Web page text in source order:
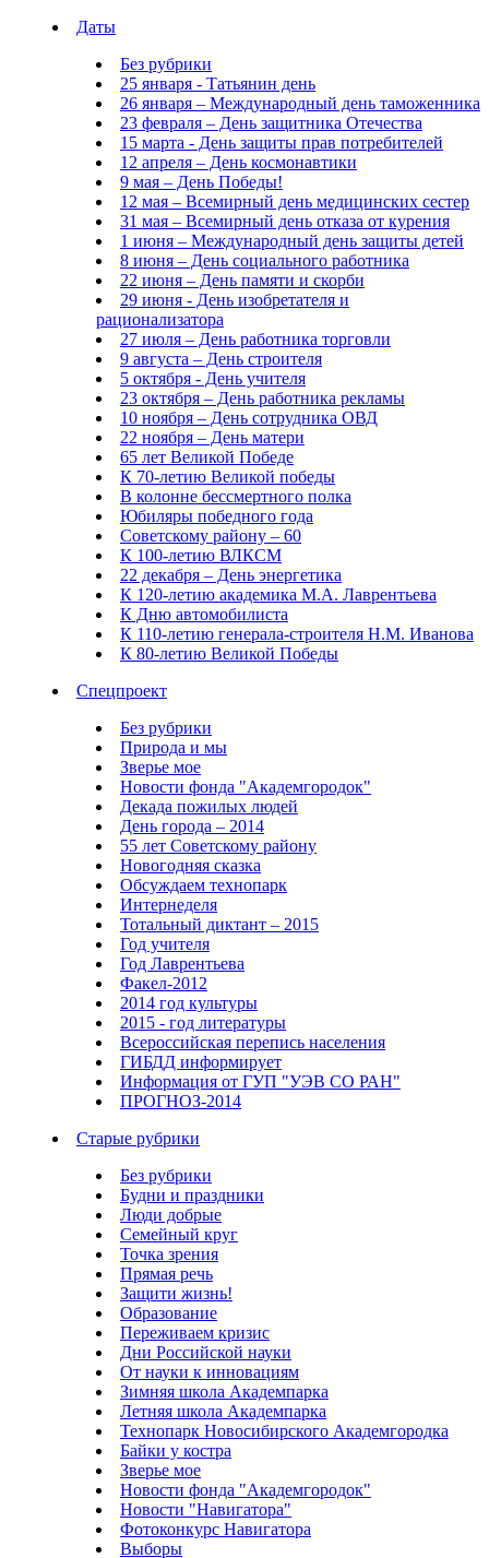
Даты
Без рубрики
25 января - Татьянин день
26 января – Международный день таможенника
23 февраля – День защитника Отечества
15 марта - День защиты прав потребителей
12 апреля – День космонавтики
9 мая – День Победы!
12 мая – Всемирный день медицинских сестер
31 мая – Всемирный день отказа от курения
1 июня – Международный день защиты детей
8 июня – День социального работника
22 июня – День памяти и скорби
29 июня - День изобретателя и
рационализатора
27 июля – День работника торговли
9 августа – День строителя
5 октября - День учителя
23 октября – День работника рекламы
10 ноября – День сотрудника ОВД
22 ноября – День матери
65 лет Великой Победе
К 70-летию Великой победы
В колонне бессмертного полка
Юбиляры победного года
Советскому району – 60
К 100-летию ВЛКСМ
22 декабря – День энергетика
К 120-летию академика М.А. Лаврентьева
К Дню автомобилиста
К 110-летию генерала-строителя Н.М. Иванова
К 80-летию Великой Победы
Спецпроект
Без рубрики
Природа и мы
Зверье мое
Новости фонда "Академгородок"
Декада пожилых людей
День города – 2014
55 лет Советскому району
Новогодняя сказка
Обсуждаем технопарк
Интернеделя
Тотальный диктант – 2015
Год учителя
Год Лаврентьева
Факел-2012
2014 год культуры
2015 - год литературы
Всероссийская перепись населения
ГИБДД информирует
Информация от ГУП "УЭВ СО РАН"
ПРОГНОЗ-2014
Старые рубрики
Без рубрики
Будни и праздники
Люди добрые
Семейный круг
Точка зрения
Прямая речь
Защити жизнь!
Образование
Переживаем кризис
Дни Российской науки
От науки к инновациям
Зимняя школа Академпарка
Летняя школа Академпарка
Технопарк Новосибирского Академгородка
Байки у костра
Зверье мое
Новости фонда "Академгородок"
Новости "Навигатора"
Фотоконкурс Навигатора
Выборы